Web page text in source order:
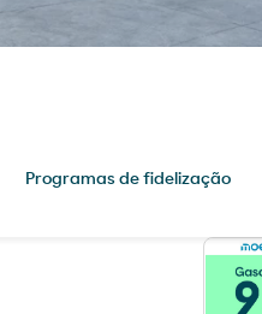
Programas de fidelização